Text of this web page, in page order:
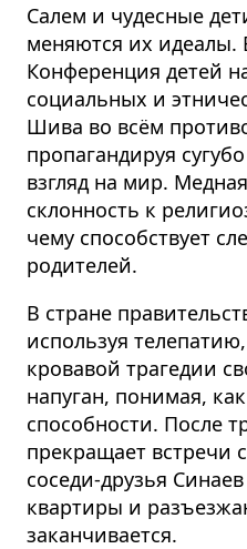
Салем и чудесные
меняются их
Конференция детей
социальных и
Шива во всём
пропагандируя
взгляд на мир.
склонность к
чему способствует
родителей.
В стране
используя
кровавой трагедии
напуган, понимая,
способности. После
прекращает
соседи-друзья
квартиры и
заканчивается.